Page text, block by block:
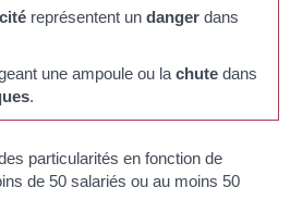
représentent undanger dans
une ampoule ou lachute dans
.
particularités en fonction de
de 50 salariés ou au moins 50